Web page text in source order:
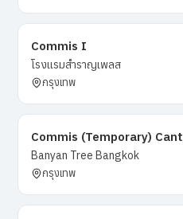
Commis I
โรงแรมสำราญเพลส
กรุงเทพ
Commis (Temporary)
Banyan Tree Bangkok
กรุงเทพ